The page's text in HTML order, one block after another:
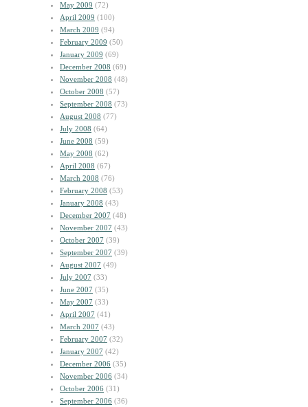
May 2009 (72)
April 2009 (100)
March 2009 (94)
February 2009 (50)
January 2009 (69)
December 2008 (69)
November 2008 (48)
October 2008 (57)
September 2008 (73)
August 2008 (77)
July 2008 (64)
June 2008 (59)
May 2008 (62)
April 2008 (67)
March 2008 (76)
February 2008 (53)
January 2008 (43)
December 2007 (48)
November 2007 (43)
October 2007 (39)
September 2007 (39)
August 2007 (49)
July 2007 (33)
June 2007 (35)
May 2007 (33)
April 2007 (41)
March 2007 (43)
February 2007 (32)
January 2007 (42)
December 2006 (35)
November 2006 (34)
October 2006 (31)
September 2006 (36)